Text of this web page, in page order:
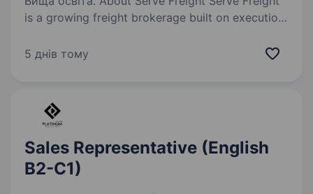
is a growing freight brokerage built on execution,
We partner closely with both carriers and
5 днів тому
Sales Representative (English
B2-C1)